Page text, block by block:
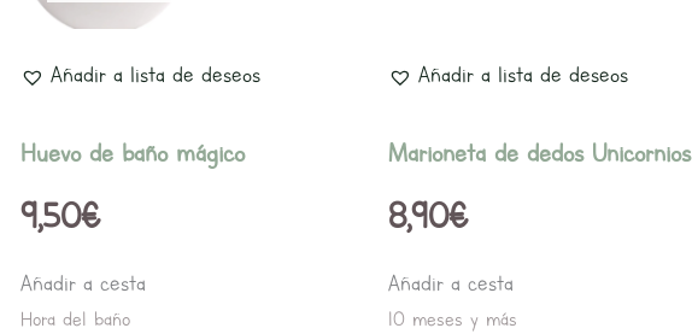
Añadir a lista de deseos
Huevo de baño mágico
9,50€
Añadir a cesta
Hora del baño
Añadir a lista de deseos
Marioneta de dedos Unicornios
8,90€
Añadir a cesta
10 meses y más